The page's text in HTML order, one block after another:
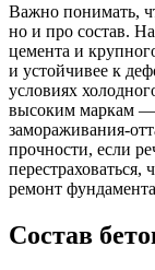
Важно понимать,
но и про состав.
цемента и
и устойчивее к
условиях
высоким маркам —
замораживания-
прочности, если
перестраховаться,
ремонт
Состав